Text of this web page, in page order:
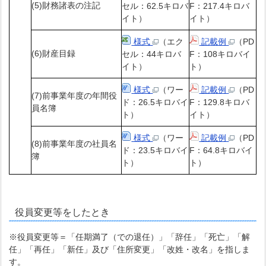
(5)財務諸表の注記
セル：62.5キロバ
イト）
F：217.4キロバ
イト）
(6)財産目録
様式
（エク
セル：44キロバ
イト）
記載例
（PD
F：108キロバイ
ト）
(7)前事業年度の年間役
員名簿
様式
（ワー
ド：26.5キロバイ
ト）
記載例
（PD
F：129.8キロバ
イト）
(8)前事業年度の社員名
簿
様式
（ワー
ド：23.5キロバイ
ト）
記載例
（PD
F：64.8キロバイ
ト）
役員変更等をしたとき
※役員変更等＝「任期満了（での退任）」「辞任」「死亡」「解
任」「再任」「新任」及び「住所変更」「改姓・改名」を指しま
す。